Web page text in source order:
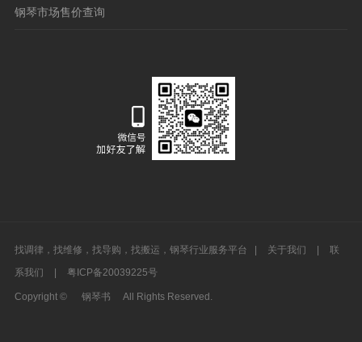
钢琴市场售价查询
找调律，找维修，找导购，找搬运，钢琴行业服务平台 | 关于我们
联
系我们
粤ICP备20039225号
Copyright © 钢琴书 All Rights Reserved.